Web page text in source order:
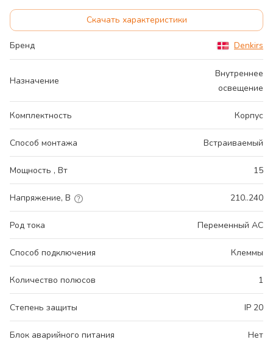
Скачать характеристики
Бренд Denkirs
Назначение
Внутреннее
освещение
Комплектность Корпус
Способ монтажа Встраиваемый
Мощность , Вт 15
Напряжение, В 210..240
Род тока Переменный AC
Способ подключения Клеммы
Количество полюсов 1
Степень защиты IP 20
Блок аварийного питания Нет